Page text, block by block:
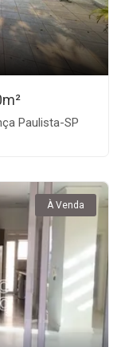
Paulista-SP
À Venda